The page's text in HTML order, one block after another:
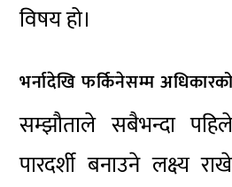
विषय हो।
भर्नादेखि फर्किनेसम्म
सम्झौताले सबैभन्दा पहिले
पारदर्शी बनाउने लक्ष्य